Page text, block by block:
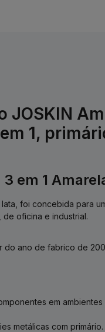
JOSKIN
1,
em 1
foi concebida para
de oficina e industrial.
do ano de fabrico de
em ambientes
metálicas com primário.